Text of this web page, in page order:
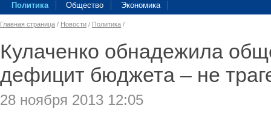
Политика Общество Экономика
Главная страница / Новости / Политика /
Кулаченко обнадежила
дефицит бюджета – не
28 ноября 2013 12:05